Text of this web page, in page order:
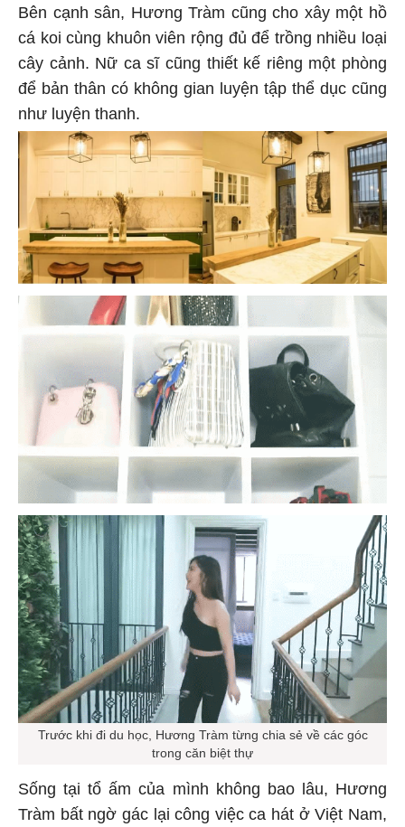
Bên cạnh sân, Hương Tràm cũng cho xây một hồ
cá koi cùng khuôn viên rộng đủ để trồng nhiều loại
cây cảnh. Nữ ca sĩ cũng thiết kế riêng một phòng
để bản thân có không gian luyện tập thể dục cũng
như luyện thanh.
Trước khi đi du học, Hương Tràm từng chia sẻ về các góc
trong căn biệt thự
Sống tại tổ ấm của mình không bao lâu, Hương
Tràm bất ngờ gác lại công việc ca hát ở Việt Nam,